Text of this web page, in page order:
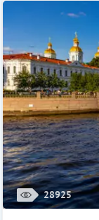
28925